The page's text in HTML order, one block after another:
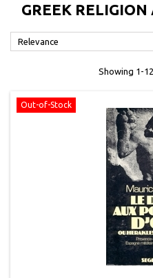
GREEK
Relevance
Showing 1-
Out-of-Stock